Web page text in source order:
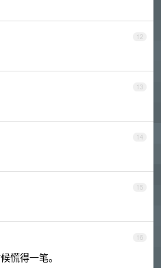
12
13
14
15
16
慌得一笔。